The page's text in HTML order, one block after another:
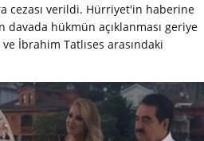
cezası verildi. Hürriyet'in haberine
hükmün açıklanması geriye
ve İbrahim Tatlıses arasındaki